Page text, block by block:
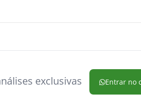
exclusivas
Entrar no